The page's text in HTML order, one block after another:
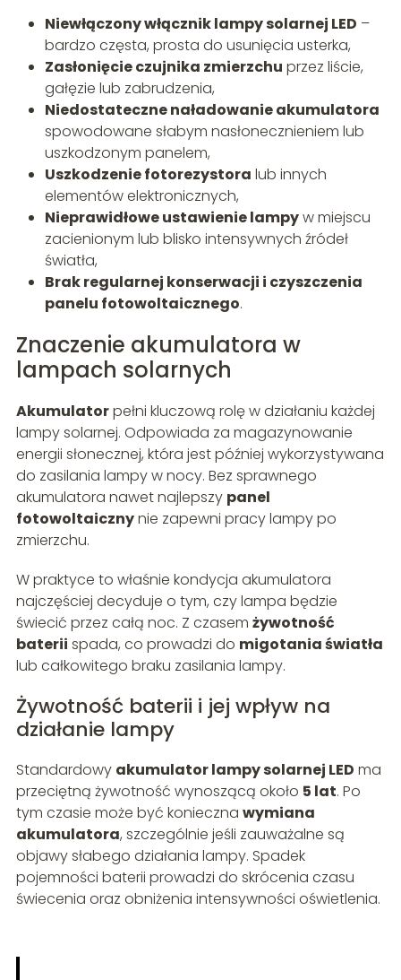
Niewłączony włącznik lampy solarnej LED –
bardzo częsta, prosta do usunięcia usterka,
Zasłonięcie czujnika zmierzchu przez liście,
gałęzie lub zabrudzenia,
Niedostateczne naładowanie akumulatora
spowodowane słabym nasłonecznieniem lub
uszkodzonym panelem,
Uszkodzenie fotorezystora lub innych
elementów elektronicznych,
Nieprawidłowe ustawienie lampyw miejscu
zacienionym lub blisko intensywnych źródeł
światła,
Brak regularnej konserwacji i czyszczenia
panelu fotowoltaicznego.
Znaczenie akumulatora w
lampach solarnych
Akumulatorpełni kluczową rolę w działaniu każdej
lampy solarnej. Odpowiada za magazynowanie
energii słonecznej, która jest później wykorzystywana
do zasilania lampy w nocy. Bez sprawnego
akumulatora nawet najlepszy panel
fotowoltaicznynie zapewni pracy lampy po
zmierzchu.
W praktyce to właśnie kondycja akumulatora
najczęściej decyduje o tym, czy lampa będzie
świecić przez całą noc. Z czasem żywotność
baterii spada, co prowadzi do migotania światła
lub całkowitego braku zasilania lampy.
Żywotność baterii i jej wpływ na
działanie lampy
Standardowy akumulator lampy solarnej LED ma
przeciętną żywotność wynoszącą około 5 lat. Po
tym czasie może być konieczna wymiana
akumulatora, szczególnie jeśli zauważalne są
objawy słabego działania lampy. Spadek
pojemności baterii prowadzi do skrócenia czasu
świecenia oraz obniżenia intensywności oświetlenia.